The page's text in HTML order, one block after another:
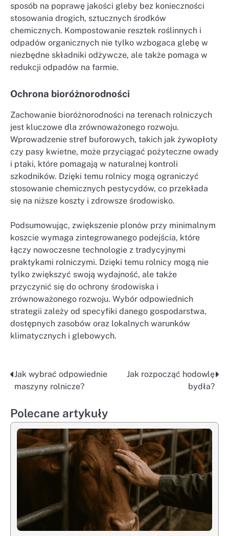
sposób na poprawę jakości gleby bez konieczności
stosowania drogich, sztucznych środków
chemicznych. Kompostowanie resztek roślinnych i
odpadów organicznych nie tylko wzbogaca glebę w
niezbędne składniki odżywcze, ale także pomaga w
redukcji odpadów na farmie.
Ochrona bioróżnorodności
Zachowanie bioróżnorodności na terenach rolniczych
jest kluczowe dla zrównoważonego rozwoju.
Wprowadzenie stref buforowych, takich jak żywopłoty
czy pasy kwietne, może przyciągać pożyteczne owady
i ptaki, które pomagają w naturalnej kontroli
szkodników. Dzięki temu rolnicy mogą ograniczyć
stosowanie chemicznych pestycydów, co przekłada
się na niższe koszty i zdrowsze środowisko.
Podsumowując, zwiększenie plonów przy minimalnym
koszcie wymaga zintegrowanego podejścia, które
łączy nowoczesne technologie z tradycyjnymi
praktykami rolniczymi. Dzięki temu rolnicy mogą nie
tylko zwiększyć swoją wydajność, ale także
przyczynić się do ochrony środowiska i
zrównoważonego rozwoju. Wybór odpowiednich
strategii zależy od specyfiki danego gospodarstwa,
dostępnych zasobów oraz lokalnych warunków
klimatycznych i glebowych.
Nawigacja
wpisu
Jak wybrać odpowiednie
maszyny rolnicze?
Jak rozpocząć hodowlę
bydła?
Polecane artykuły